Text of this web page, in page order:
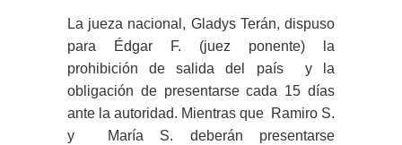
La jueza nacional, Gladys Terán, dispuso
para Édgar F. (juez ponente) la
prohibición de salida del país y la
obligación de presentarse cada 15 días
ante la autoridad. Mientras que Ramiro S.
y María S. deberán presentarse